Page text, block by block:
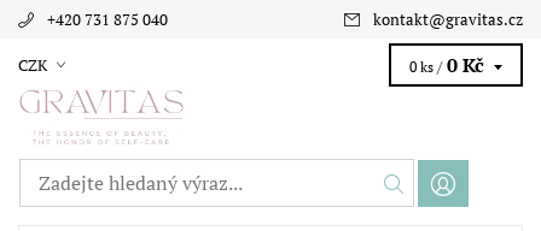
+420 731 875 040 kontakt@gravitas.cz
CZK 0 ks / 0 Kč